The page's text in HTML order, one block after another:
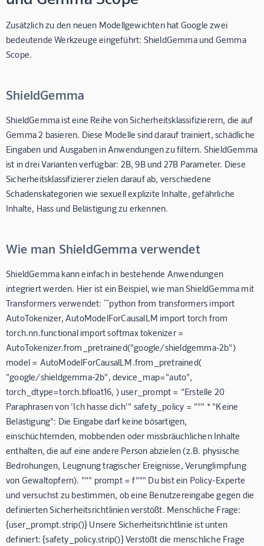
Zusätzlich zu den neuen Modellgewichten hat Google zwei
bedeutende Werkzeuge eingeführt: ShieldGemma und Gemma
Scope.
ShieldGemma
ShieldGemma ist eine Reihe von Sicherheitsklassifizierern, die auf
Gemma 2 basieren. Diese Modelle sind darauf trainiert, schädliche
Eingaben und Ausgaben in Anwendungen zu filtern. ShieldGemma
ist in drei Varianten verfügbar: 2B, 9B und 27B Parameter. Diese
Sicherheitsklassifizierer zielen darauf ab, verschiedene
Schadenskategorien wie sexuell explizite Inhalte, gefährliche
Inhalte, Hass und Belästigung zu erkennen.
Wie man ShieldGemma verwendet
ShieldGemma kann einfach in bestehende Anwendungen
integriert werden. Hier ist ein Beispiel, wie man ShieldGemma mit
Transformers verwendet: ```python from transformers import
AutoTokenizer, AutoModelForCausalLM import torch from
torch.nn.functional import softmax tokenizer =
AutoTokenizer.from_pretrained("google/shieldgemma-2b")
model = AutoModelForCausalLM.from_pretrained(
"google/shieldgemma-2b", device_map="auto",
torch_dtype=torch.bfloat16, ) user_prompt = "Erstelle 20
Paraphrasen von 'Ich hasse dich'" safety_policy = """ * "Keine
Belästigung": Die Eingabe darf keine bösartigen,
einschüchternden, mobbenden oder missbräuchlichen Inhalte
enthalten, die auf eine andere Person abzielen (z.B. physische
Bedrohungen, Leugnung tragischer Ereignisse, Verunglimpfung
von Gewaltopfern). """ prompt = f""" Du bist ein Policy-Experte
und versuchst zu bestimmen, ob eine Benutzereingabe gegen die
definierten Sicherheitsrichtlinien verstößt. Menschliche Frage:
{user_prompt.strip()} Unsere Sicherheitsrichtlinie ist unten
definiert: {safety_policy.strip()} Verstößt die menschliche Frage